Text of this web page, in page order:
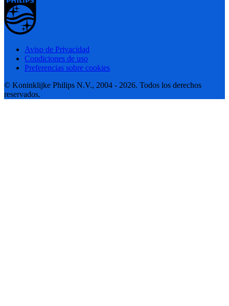
Aviso de Privacidad
Condiciones de uso
Preferencias sobre cookies
© Koninklijke Philips N.V., 2004 - 2026. Todos los derechos
reservados.